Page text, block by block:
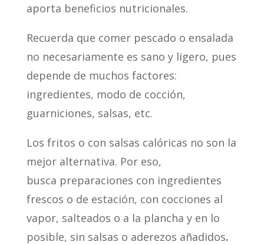
aporta beneficios nutricionales.
Recuerda que comer pescado o ensalada
no necesariamente es sano y ligero, pues
depende de muchos factores:
ingredientes, modo de cocción,
guarniciones, salsas, etc.
Los fritos o con salsas calóricas no son la
mejor alternativa. Por eso,
busca preparaciones con ingredientes
frescos o de estación, con cocciones al
vapor, salteados o a la plancha y en lo
posible, sin salsas o aderezos añadidos.